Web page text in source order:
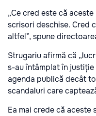
„Ce cred este că
scrisori deschise. Cred
altfel”, spune
Strugariu afirmă că
s-au întâmplat în
agenda publică decât
scandaluri care
Ea mai crede că aceste